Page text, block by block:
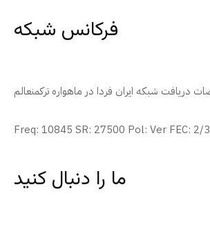
فرکانس شبکه
Freq: 10845 SR: 27500 Pol: Ver FEC: 2/3
ما را دنبال کنید